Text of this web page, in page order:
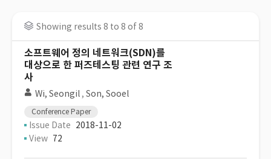
Showing results 8 to 8 of 8
소프트웨어 정의 네트워크(SDN)를
대상으로 한 퍼즈테스팅 관련 연구 조
사
Wi, Seongil , Son, Sooel
Conference Paper
Issue Date 2018-11-02
View 72